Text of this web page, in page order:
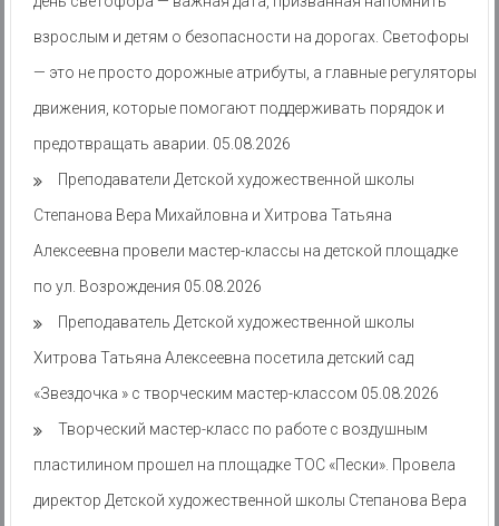
взрослым и детям о безопасности на дорогах. Светофоры
— это не просто дорожные атрибуты, а главные регуляторы
движения, которые помогают поддерживать порядок и
предотвращать аварии. 05.08.2026
Преподаватели Детской художественной школы
Степанова Вера Михайловна и Хитрова Татьяна
Алексеевна провели мастер-классы на детской площадке
по ул. Возрождения 05.08.2026
Преподаватель Детской художественной школы
Хитрова Татьяна Алексеевна посетила детский сад
«Звездочка » с творческим мастер-классом 05.08.2026
Творческий мастер-класс по работе с воздушным
пластилином прошел на площадке ТОС «Пески». Провела
директор Детской художественной школы Степанова Вера